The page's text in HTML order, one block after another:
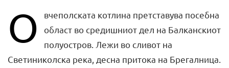
О
вчеполската котлина претставува посебна
област во средишниот дел на Балканскиот
полуостров. Лежи во сливот на
Светиниколска река, десна притока на Брегалница.